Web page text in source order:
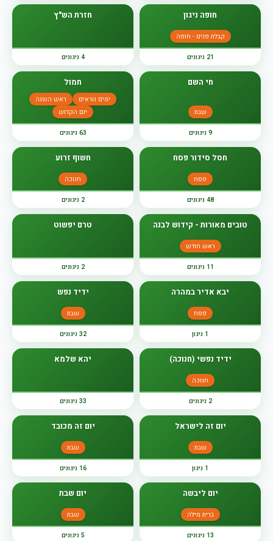
חופה ניגון
קבלת פנים - חופה
21 ניגונים
חזרת הש"ץ
4 ניגונים
חי השם
שבת
9 ניגונים
חמול
ימים נוראים
ראש השנה
יום הקדוש
63 ניגונים
חסל סידור פסח
פסח
48 ניגונים
חשוף זרוע
חנוכה
2 ניגונים
טובים מאורות - קידוש לבנה
ראש חודש
11 ניגונים
טרם יפשוט
2 ניגונים
יבא אדיר במהרה
פסח
1 ניגון
ידיד נפש
שבת
32 ניגונים
ידיד נפשי (חנוכה)
חנוכה
2 ניגונים
יהא שלמא
33 ניגונים
יום זה לישראל
שבת
1 ניגון
יום זה מכובד
שבת
16 ניגונים
יום ליבשה
ברית מילה
13 ניגונים
יום שבת
שבת
5 ניגונים